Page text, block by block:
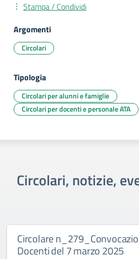
Stampa / Condividi
Argomenti
Circolari
Tipologia
Circolari per alunni e famiglie
Circolari per docenti e personale ATA
Circolari, notizie,
Circolare
Docenti del 7 marzo 2025